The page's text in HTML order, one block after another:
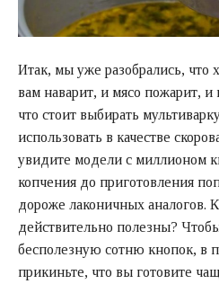
Итак, мы уже разобрались,
вам наварит, и мясо пожарит,
что стоит выбирать
использовать в качестве
увидите модели с миллионом
копчения до приготовления
дороже лаконичных аналогов.
действительно полезны?
бесполезную сотню кнопок, в
прикиньте, что вы готовите